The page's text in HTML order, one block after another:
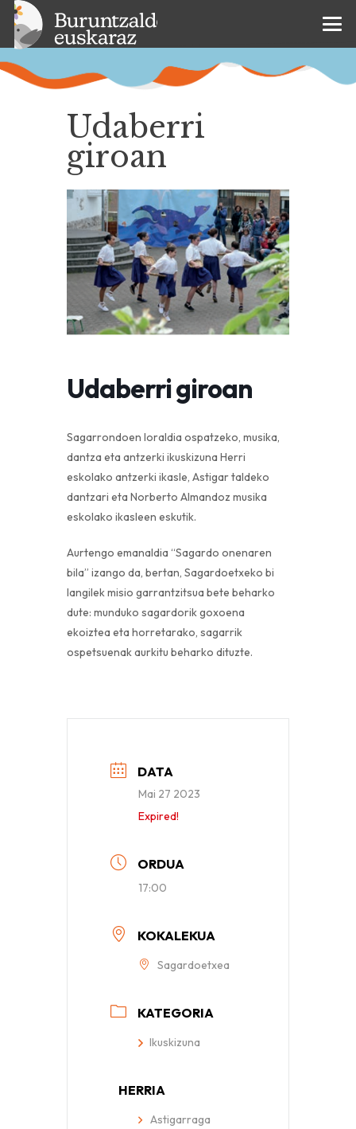
Udaberri
giroan
Udaberri giroan
Sagarrondoen loraldia ospatzeko, musika,
dantza eta antzerki ikuskizuna Herri
eskolako antzerki ikasle, Astigar taldeko
dantzari eta Norberto Almandoz musika
eskolako ikasleen eskutik.
Aurtengo emanaldia “Sagardo onenaren
bila” izango da, bertan, Sagardoetxeko bi
langilek misio garrantzitsua bete beharko
dute: munduko sagardorik goxoena
ekoiztea eta horretarako, sagarrik
ospetsuenak aurkitu beharko dituzte.
DATA
Mai 27 2023
Expired!
ORDUA
17:00
KOKALEKUA
Sagardoetxea
KATEGORIA
Ikuskizuna
HERRIA
Astigarraga